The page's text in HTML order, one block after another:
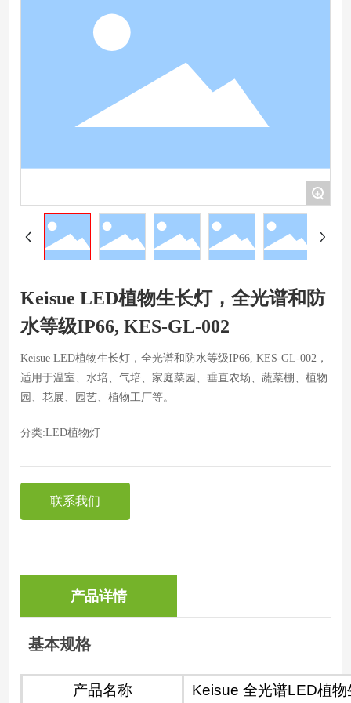
+
Keisue LED植物生长灯，全光谱和防
水等级IP66, KES-GL-002
Keisue LED植物生长灯，全光谱和防水等级IP66, KES-GL-002，
适用于温室、水培、气培、家庭菜园、垂直农场、蔬菜棚、植物
园、花展、园艺、植物工厂等。
分类:LED植物灯
联系我们
产品详情
基本规格
产品名称 Keisue 全光谱LED植